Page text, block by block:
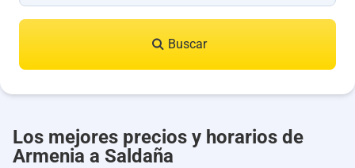
Buscar
Los mejores precios y horarios de
Armenia a Saldaña